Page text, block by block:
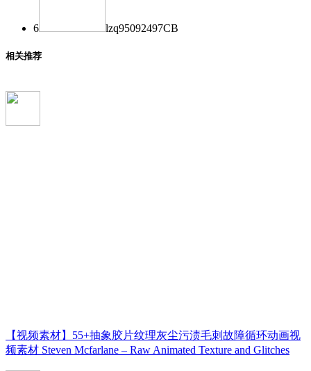
6 lzq95092497CB
相关推荐
【视频素材】55+抽象胶片纹理灰尘污渍毛刺故障循环动画视
频素材 Steven Mcfarlane – Raw Animated Texture and Glitches